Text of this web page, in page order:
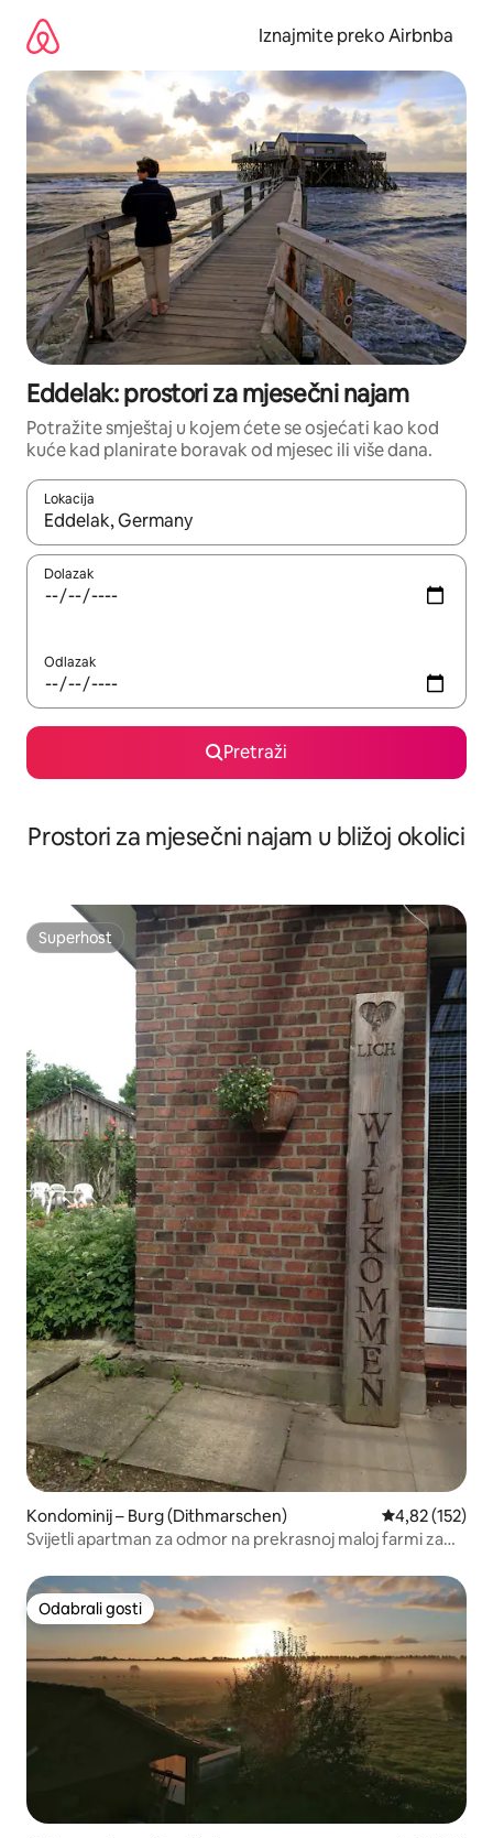
sadržaj
Iznajmite preko Airbnba
Eddelak: prostori za mjesečni najam
Potražite smještaj u kojem ćete se osjećati kao kod
kuće kad planirate boravak od mjesec ili više dana.
Lokacija
Kada budu dostupni rezultati, moći ćete ih pregledati
Dolazak
Odlazak
Pretraži
Prostori za mjesečni najam u bližoj okolici
Superhost
Superhost
Kondominij – Burg (Dithmarschen) Prosječna
4,82 (152)
Svijetli apartman za odmor na prekrasnoj maloj farmi za
Odabrali gosti
Odabrali gosti